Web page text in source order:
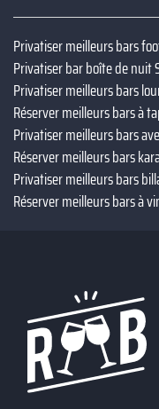
Privatiser meilleurs bars
Privatiser bar boîte de nuit
Privatiser meilleurs bars
Réserver meilleurs bars à
Privatiser meilleurs bars
Réserver meilleurs bars
Privatiser meilleurs bars
Réserver meilleurs bars à